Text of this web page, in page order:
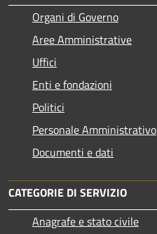
Organi di Governo
Aree Amministrative
Uffici
Enti e fondazioni
Politici
Personale Amministrativo
Documenti e dati
CATEGORIE DI SERVIZIO
Anagrafe e stato civile